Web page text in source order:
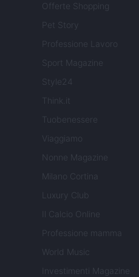
Offerte Shopping
Pet Story
Professione Lavoro
Sport Magazine
Style24
Think.it
Tuobenessere
Viaggiamo
Nonne Magazine
Milano Cortina
Luxury Club
Il Calcio Online
Professione mamma
World Music
Investimenti Magazine